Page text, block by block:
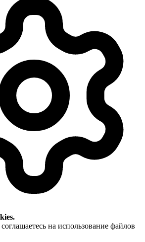
на использование файлов